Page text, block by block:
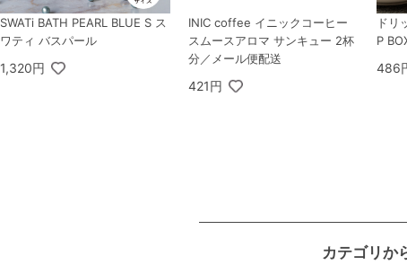
SWATi BATH PEARL BLUE S ス
ワティ バスパール
1,320円
INIC coffee イニックコーヒー
スムースアロマ サンキュー 2杯
分／メール便配送
421円
ドリ
P
486
カテゴリか